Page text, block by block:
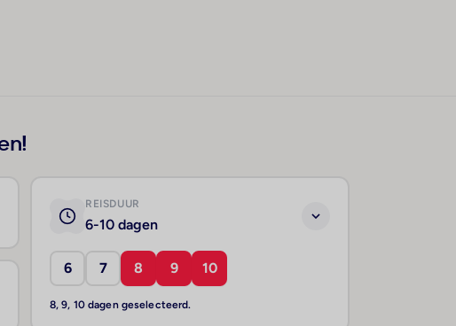
REISDUUR
6-10 dagen
6 7 8 9 10
8, 9, 10 dagen geselecteerd.